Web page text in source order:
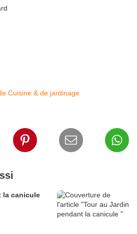
Cuisine & de jardinage
la canicule